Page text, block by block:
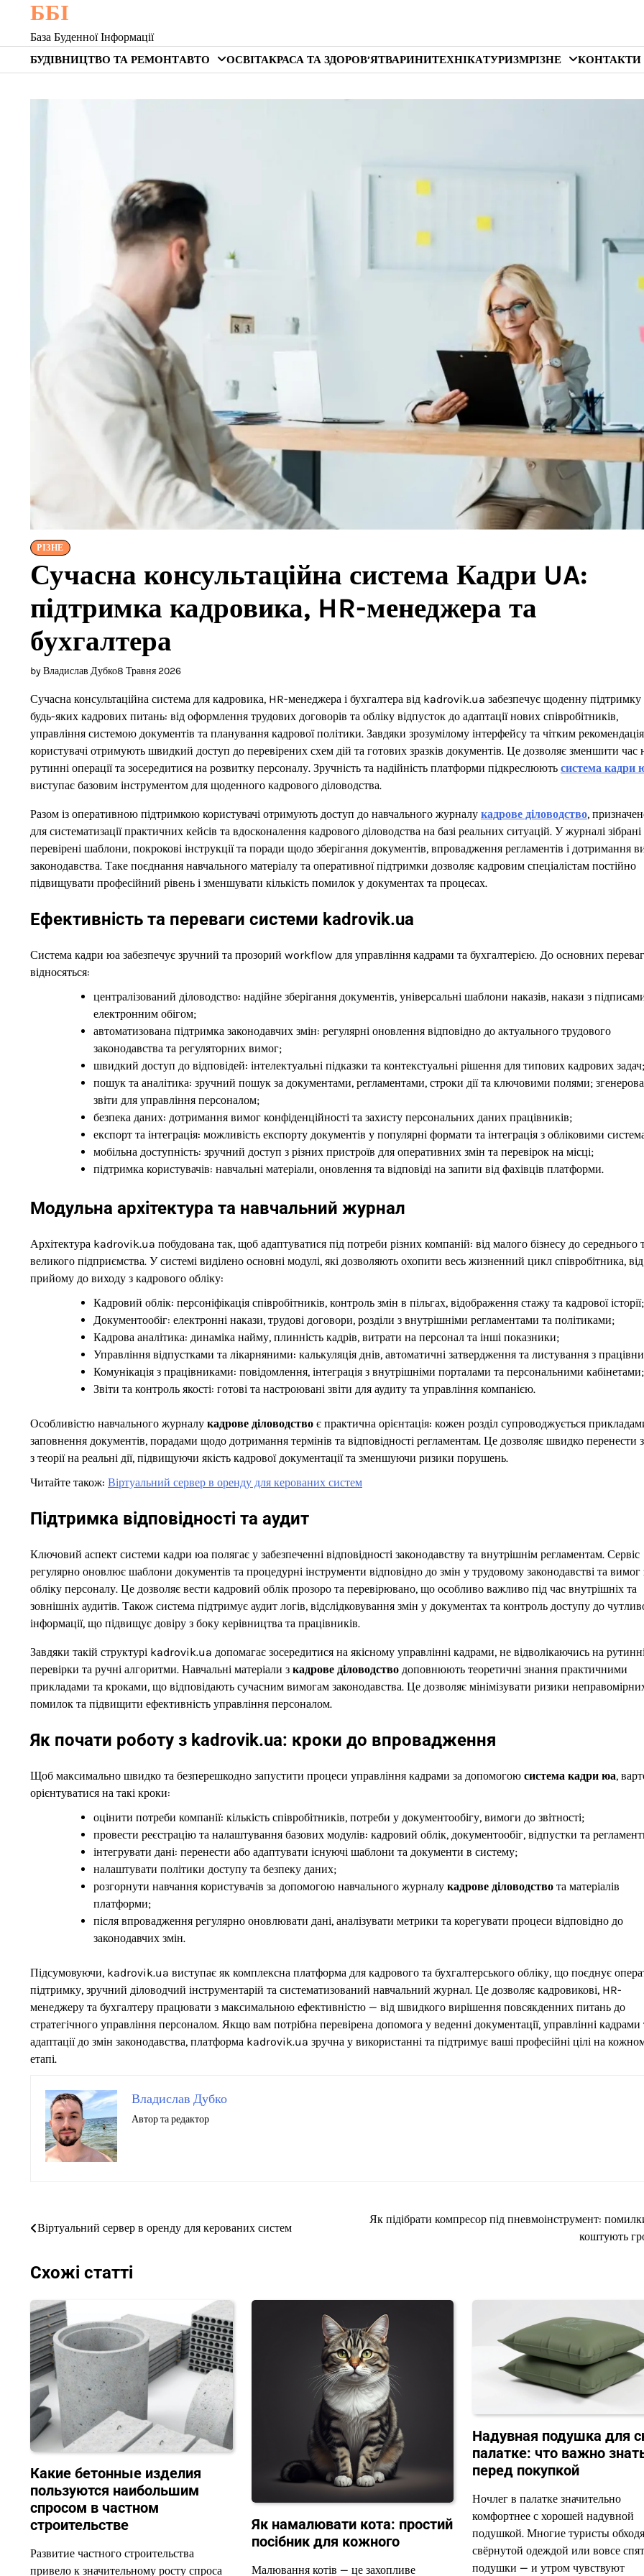
content
ББІ
База Буденної Інформації
БУДІВНИЦТВО ТА РЕМОНТАВТО ОСВІТАКРАСА ТА ЗДОРОВ’ЯТВАРИНИТЕХНІКАТУРИЗМРІЗНЕ КОНТАКТИ
РІЗНЕ
Сучасна консультаційна система Кадри UA:
підтримка кадровика, HR-менеджера та
бухгалтера
by Владислав Дубко8 Травня 2026
Сучасна консультаційна система для кадровика, HR-менеджера і бухгалтера від kadrovik.ua забезпечує щоденну підтримку
будь-яких кадрових питань: від оформлення трудових договорів та обліку відпусток до адаптації нових співробітників,
управління системою документів та планування кадрової політики. Завдяки зрозумілому інтерфейсу та чітким
користувачі отримують швидкий доступ до перевірених схем дій та готових зразків документів. Це дозволяє зменшити час
рутинні операції та зосередитися на розвитку персоналу. Зручність та надійність платформи підкреслюють система кадри
виступає базовим інструментом для щоденного кадрового діловодства.
Разом із оперативною підтримкою користувачі отримують доступ до навчального журналу кадрове діловодство,
для систематизації практичних кейсів та вдосконалення кадрового діловодства на базі реальних ситуацій. У журналі зібрані
перевірені шаблони, покрокові інструкції та поради щодо зберігання документів, впровадження регламентів і дотримання
законодавства. Таке поєднання навчального матеріалу та оперативної підтримки дозволяє кадровим спеціалістам постійно
підвищувати професійний рівень і зменшувати кількість помилок у документах та процесах.
Ефективність та переваги системи kadrovik.ua
Система кадри юа забезпечує зручний та прозорий workflow для управління кадрами та бухгалтерією. До основних переваг
відносяться:
централізований діловодство: надійне зберігання документів, універсальні шаблони наказів, накази з
електронним обігом;
автоматизована підтримка законодавчих змін: регулярні оновлення відповідно до актуального трудового
законодавства та регуляторних вимог;
швидкий доступ до відповідей: інтелектуальні підказки та контекстуальні рішення для типових кадрових задач;
пошук та аналітика: зручний пошук за документами, регламентами, строки дії та ключовими полями;
звіти для управління персоналом;
безпека даних: дотримання вимог конфіденційності та захисту персональних даних працівників;
експорт та інтеграція: можливість експорту документів у популярні формати та інтеграція з обліковими
мобільна доступність: зручний доступ з різних пристроїв для оперативних змін та перевірок на місці;
підтримка користувачів: навчальні матеріали, оновлення та відповіді на запити від фахівців платформи.
Модульна архітектура та навчальний журнал
Архітектура kadrovik.ua побудована так, щоб адаптуватися під потреби різних компаній: від малого бізнесу до середнього
великого підприємства. У системі виділено основні модулі, які дозволяють охопити весь жизненний цикл співробітника, від
прийому до виходу з кадрового обліку:
Кадровий облік: персоніфікація співробітників, контроль змін в пільгах, відображення стажу та кадрової історії;
Документообіг: електронні накази, трудові договори, розділи з внутрішніми регламентами та політиками;
Кадрова аналітика: динаміка найму, плинність кадрів, витрати на персонал та інші показники;
Управління відпустками та лікарняними: калькуляція днів, автоматичні затвердження та листування з
Комунікація з працівниками: повідомлення, інтеграція з внутрішніми порталами та персональними кабінетами;
Звіти та контроль якості: готові та настроювані звіти для аудиту та управління компанією.
Особливістю навчального журналу кадрове діловодство є практична орієнтація: кожен розділ супроводжується
заповнення документів, порадами щодо дотримання термінів та відповідності регламентам. Це дозволяє швидко перенести
з теорії на реальні дії, підвищуючи якість кадрової документації та зменшуючи ризики порушень.
Читайте також: Віртуальний сервер в оренду для керованих систем
Підтримка відповідності та аудит
Ключовий аспект системи кадри юа полягає у забезпеченні відповідності законодавству та внутрішнім регламентам. Сервіс
регулярно оновлює шаблони документів та процедурні інструменти відповідно до змін у трудовому законодавстві та вимог
обліку персоналу. Це дозволяє вести кадровий облік прозоро та перевірювано, що особливо важливо під час внутрішніх та
зовнішніх аудитів. Також система підтримує аудит логів, відслідковування змін у документах та контроль доступу до
інформації, що підвищує довіру з боку керівництва та працівників.
Завдяки такій структурі kadrovik.ua допомагає зосередитися на якісному управлінні кадрами, не відволікаючись на рутинні
перевірки та ручні алгоритми. Навчальні матеріали з кадрове діловодство доповнюють теоретичні знання практичними
прикладами та кроками, що відповідають сучасним вимогам законодавства. Це дозволяє мінімізувати ризики
помилок та підвищити ефективність управління персоналом.
Як почати роботу з kadrovik.ua: кроки до впровадження
Щоб максимально швидко та безперешкодно запустити процеси управління кадрами за допомогою система кадри юа,
орієнтуватися на такі кроки:
оцінити потреби компанії: кількість співробітників, потреби у документообігу, вимоги до звітності;
провести реєстрацію та налаштування базових модулів: кадровий облік, документообіг, відпустки та
інтегрувати дані: перенести або адаптувати існуючі шаблони та документи в систему;
налаштувати політики доступу та безпеку даних;
розгорнути навчання користувачів за допомогою навчального журналу кадрове діловодство та матеріалів
платформи;
після впровадження регулярно оновлювати дані, аналізувати метрики та корегувати процеси відповідно до
законодавчих змін.
Підсумовуючи, kadrovik.ua виступає як комплексна платформа для кадрового та бухгалтерського обліку, що поєднує
підтримку, зручний діловодчий інструментарій та систематизований навчальний журнал. Це дозволяє кадровикові, HR-
менеджеру та бухгалтеру працювати з максимальною ефективністю — від швидкого вирішення повсякденних питань до
стратегічного управління персоналом. Якщо вам потрібна перевірена допомога у веденні документації, управлінні кадрами
адаптації до змін законодавства, платформа kadrovik.ua зручна у використанні та підтримує ваші професійні цілі на
етапі.
Владислав Дубко
Автор та редактор
Навігація
Віртуальний сервер в оренду для керованих систем
Як підібрати компресор під пневмоінструмент:
коштують
Схожі статті
Какие бетонные изделия
пользуются наибольшим
спросом в частном
строительстве
Развитие частного строительства
привело к значительному росту спроса
Як намалювати кота: простий
посібник для кожного
Малювання котів — це захопливе
Надувная подушка для
палатке: что важно
перед покупкой
Ночлег в палатке значительно
комфортнее с хорошей надувной
подушкой. Многие туристы
свёрнутой одеждой или вовсе
подушки — и утром чувствуют